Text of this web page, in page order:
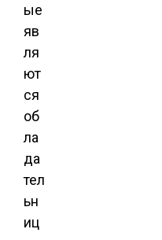
ые
яв
ля
ют
ся
об
ла
да
тел
ьн
иц